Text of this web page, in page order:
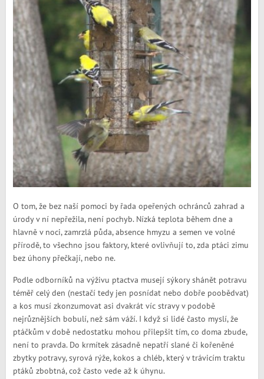
O tom, že bez naší pomoci by řada opeřených ochránců zahrad a
úrody v ní nepřežila, není pochyb. Nízká teplota během dne a
hlavně v noci, zamrzlá půda, absence hmyzu a semen ve volné
přírodě, to všechno jsou faktory, které ovlivňují to, zda ptáci zimu
bez úhony přečkají, nebo ne.
Podle odborníků na výživu ptactva musejí sýkory shánět potravu
téměř celý den (nestačí tedy jen posnídat nebo dobře poobědvat)
a kos musí zkonzumovat asi dvakrát víc stravy v podobě
nejrůznějších bobulí, než sám váží. I když si lidé často myslí, že
ptáčkům v době nedostatku mohou přilepšit tím, co doma zbude,
není to pravda. Do krmítek zásadně nepatří slané či kořeněné
zbytky potravy, syrová rýže, kokos a chléb, který v trávicím traktu
ptáků zbobtná, což často vede až k úhynu.